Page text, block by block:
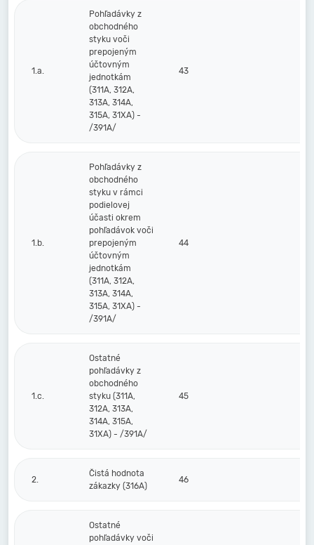
1.a.
Pohľadávky z
obchodného
styku voči
prepojeným
účtovným
jednotkám
(311A, 312A,
313A, 314A,
315A, 31XA) -
/391A/
43
1.b.
Pohľadávky z
obchodného
styku v rámci
podielovej
účasti okrem
pohľadávok voči
prepojeným
účtovným
jednotkám
(311A, 312A,
313A, 314A,
315A, 31XA) -
/391A/
44
1.c.
Ostatné
pohľadávky z
obchodného
styku (311A,
312A, 313A,
314A, 315A,
31XA) - /391A/
45
2.
Čistá hodnota
zákazky (316A)
46
Ostatné
pohľadávky voči